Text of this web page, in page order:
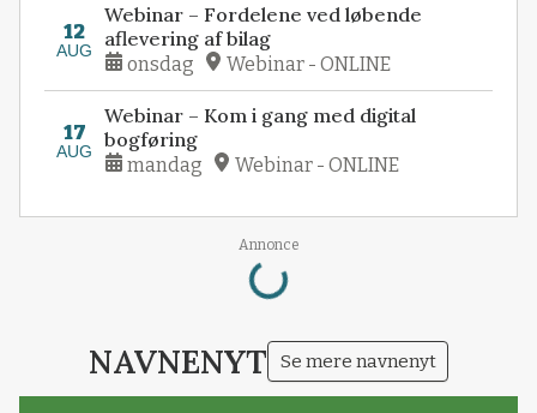
12
AUG
Webinar – Fordelene ved løbende
aflevering af bilag
onsdag Webinar - ONLINE
17
AUG
Webinar – Kom i gang med digital
bogføring
mandag Webinar - ONLINE
Annonce
Loading...
NAVNENYT Se mere navnenyt